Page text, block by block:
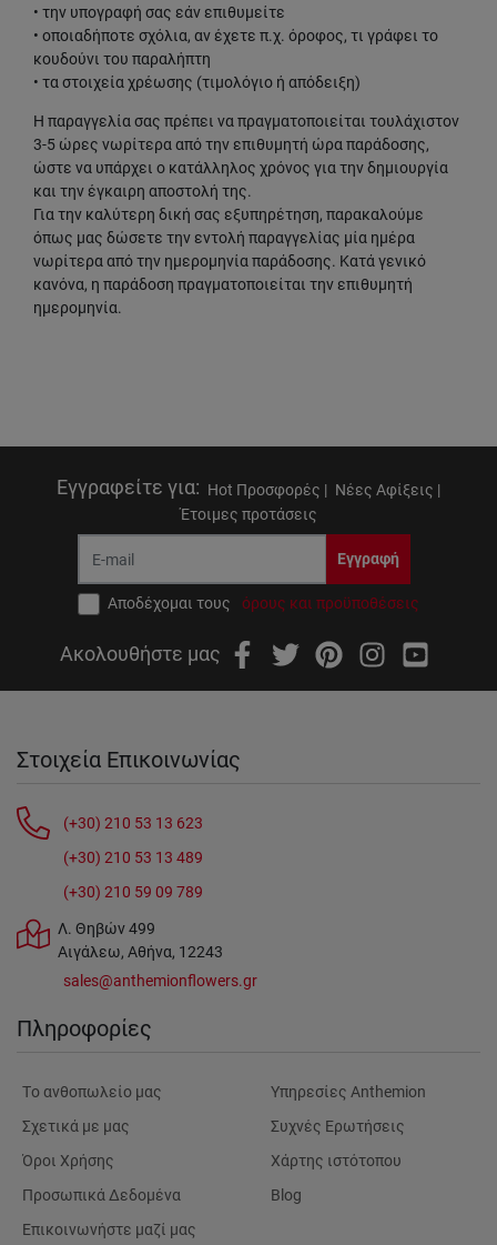
• την υπογραφή σας εάν επιθυμείτε
• οποιαδήποτε σχόλια, αν έχετε π.χ. όροφος, τι γράφει το
κουδούνι του παραλήπτη
• τα στοιχεία χρέωσης (τιμολόγιο ή απόδειξη)
Η παραγγελία σας πρέπει να πραγματοποιείται τουλάχιστον
3-5 ώρες νωρίτερα από την επιθυμητή ώρα παράδοσης,
ώστε να υπάρχει ο κατάλληλος χρόνος για την δημιουργία
και την έγκαιρη αποστολή της.
Για την καλύτερη δική σας εξυπηρέτηση, παρακαλούμε
όπως μας δώσετε την εντολή παραγγελίας μία ημέρα
νωρίτερα από την ημερομηνία παράδοσης. Κατά γενικό
κανόνα, η παράδοση πραγματοποιείται την επιθυμητή
ημερομηνία.
Εγγραφείτε για: Hot Προσφορές | Νέες Αφίξεις |
Έτοιμες προτάσεις
Εγγραφή
Αποδέχομαι τους όρους και προϋποθέσεις
Ακολουθήστε μας
Στοιχεία Επικοινωνίας
(+30) 210 53 13 623
(+30) 210 53 13 489
(+30) 210 59 09 789
Λ. Θηβών 499
Αιγάλεω, Αθήνα, 12243
sales@anthemionflowers.gr
Πληροφορίες
Tο ανθοπωλείο μας
Σχετικά με μας
Όροι Χρήσης
Προσωπικά Δεδομένα
Επικοινωνήστε μαζί μας
Υπηρεσίες Anthemion
Συχνές Ερωτήσεις
Χάρτης ιστότοπου
Blog